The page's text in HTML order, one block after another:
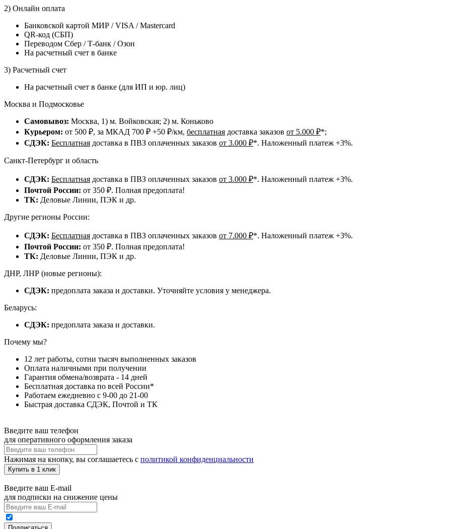
2) Онлайн оплата
Банковской картой МИР / VISA / Mastercard
QR-код (СБП)
Переводом Сбер / Т-банк / Озон
На расчетный счет в банке
3) Расчетный счет
На расчетный счет в банке (для ИП и юр. лиц)
Москва и Подмосковье
Самовывоз: Москва, 1) м. Войковская; 2) м. Коньково
Курьером: от 500 ₽, за МКАД 700 ₽ +50 ₽/км, бесплатная доставка заказов от 5.000 ₽*;
СДЭК: Бесплатная доставка в ПВЗ оплаченных заказов от 3.000 ₽*. Наложенный платеж +3%.
Санкт-Петербург и область
СДЭК: Бесплатная доставка в ПВЗ оплаченных заказов от 3.000 ₽*. Наложенный платеж +3%.
Почтой России: от 350 ₽. Полная предоплата!
ТК: Деловые Линии, ПЭК и др.
Другие регионы России:
СДЭК: Бесплатная доставка в ПВЗ оплаченных заказов от 7.000 ₽*. Наложенный платеж +3%.
Почтой России: от 350 ₽. Полная предоплата!
ТК: Деловые Линии, ПЭК и др.
ДНР, ЛНР (новые регионы):
СДЭК: предоплата заказа и доставки. Уточняйте условия у менеджера.
Беларусь:
СДЭК: предоплата заказа и доставки.
Почему мы?
12 лет работы, сотни тысяч выполненных заказов
Оплата наличными при получении
Гарантия обмена/возврата - 14 дней
Бесплатная доставка по всей России*
Работаем ежедневно с 9-00 до 21-00
Быстрая доставка СДЭК, Почтой и ТК
Введите ваш телефон
для оперативного оформления заказа
Нажимая на кнопку, вы соглашаетесь с политикой конфиденциальности
Купить в 1 клик
Введите ваш E-mail
для подписки на снижение цены